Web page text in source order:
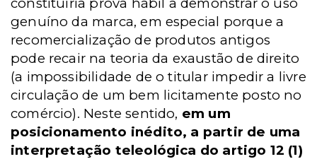
genuíno da marca, em especial porque a
recomercialização de produtos antigos
pode recair na teoria da exaustão de direito
(a impossibilidade de o titular impedir a livre
circulação de um bem licitamente posto no
comércio). Neste sentido, em um
posicionamento inédito, a partir de uma
interpretação teleológica do artigo 12 (1)